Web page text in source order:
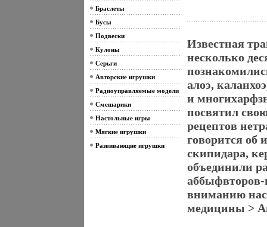
Браслеты
Бусы
Подвески
Кулоны
Серьги
Авторские игрушки
Радиоуправляемые модели
Смешарики
Настольные игры
Мягкие игрушки
Развивающие игрушки
Известная
несколько
алоэ,
и
посвятил
рецептов
говорится об
скипидара,
объединили
аббыфвторов-
вниманию
медицины >